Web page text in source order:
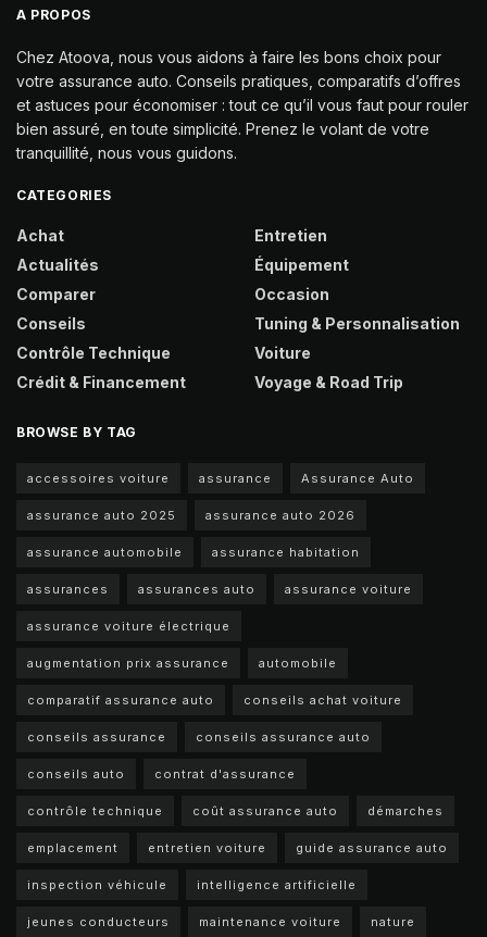
A PROPOS
Chez Atoova, nous vous aidons à faire les bons choix pour
votre assurance auto. Conseils pratiques, comparatifs d’offres
et astuces pour économiser : tout ce qu’il vous faut pour rouler
bien assuré, en toute simplicité. Prenez le volant de votre
tranquillité, nous vous guidons.
CATEGORIES
Achat
Actualités
Comparer
Conseils
Contrôle Technique
Crédit & Financement
Entretien
Équipement
Occasion
Tuning & Personnalisation
Voiture
Voyage & Road Trip
BROWSE BY TAG
accessoires voiture assurance Assurance Auto
assurance auto 2025 assurance auto 2026
assurance automobile assurance habitation
assurances assurances auto assurance voiture
assurance voiture électrique
augmentation prix assurance automobile
comparatif assurance auto conseils achat voiture
conseils assurance conseils assurance auto
conseils auto contrat d'assurance
contrôle technique coût assurance auto démarches
emplacement entretien voiture guide assurance auto
inspection véhicule intelligence artificielle
jeunes conducteurs maintenance voiture nature